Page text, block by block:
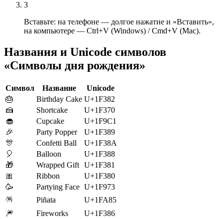
3
Вставьте: на телефоне — долгое нажатие и «Вставить»,
на компьютере — Ctrl+V (Windows) / Cmd+V (Mac).
Названия и Unicode символов
«Символы дня рождения»
Символ Название
Unicode
🎂
Birthday Cake U+1F382
🍰
Shortcake
U+1F370
🧁
Cupcake
U+1F9C1
🎉
Party Popper
U+1F389
🎊
Confetti Ball
U+1F38A
🎈
Balloon
U+1F388
🎁
Wrapped Gift U+1F381
🎀
Ribbon
U+1F380
🥳
Partying Face U+1F973
🪅
Piñata
U+1FA85
🎆
Fireworks
U+1F386